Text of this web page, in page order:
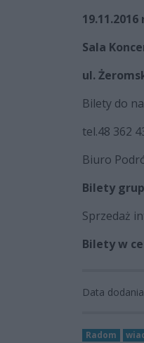
Sala
ul.
Bilety do
tel.48 362
Biuro
Bilety
Sprzedaż
Bilety w
Data
Radom